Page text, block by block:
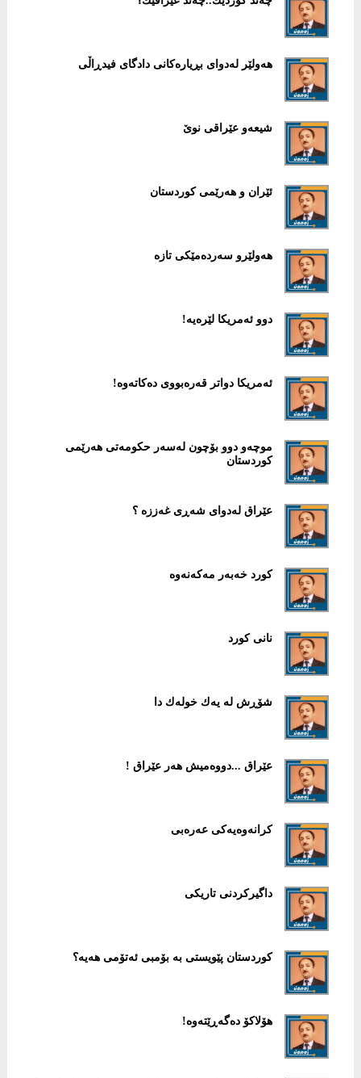
هەولێر لەدوای بڕیارەكانی دادگای فیدڕاڵی
شیعەو عێراقی نوێ
ئێران و هەرێمی كوردستان
هەولێرو سەردەمێكی تازە
دوو ئەمریكا لێرەیە!
ئەمریكا دواتر قەرەبووی دەكاتەوە!
موچەو دوو بۆچون لەسەر حكومەتی هەرێمی
كوردستان
عێراق له‌دوای شه‌ڕی غه‌ززه‌ ؟
كورد خه‌به‌ر مه‌كه‌نه‌وه‌
نانی كورد
شۆڕش لە یەك خولەك دا
عێراق ...دووەمیش هەر عێراق !
كرانەوەیەكی عەرەبی
داگیركردنی تاریكی
كوردستان پێویستی بە بۆمبی ئەتۆمی هەیە؟
هۆلاكۆ دەگەڕێتەوە!